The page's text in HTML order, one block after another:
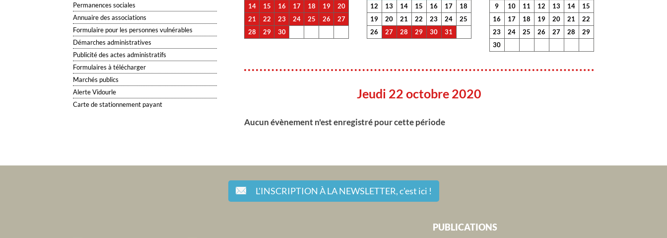
Permanences sociales
Annuaire des associations
Formulaire pour les personnes vulnérables
Démarches administratives
Publicité des actes administratifs
Formulaires à télécharger
Marchés publics
Alerte Vidourle
Carte de stationnement payant
14
15 16 17 18 19
20
21
22 23 24 25 26
27
28
29 30
12
13 14 15 16 17
18
19
20 21 22 23 24
25
26
27 28 29 30 31
9
10 11 12 13 14
15
16
17 18 19 20 21
22
23
24 25 26 27 28
29
30
Jeudi 22 octobre 2020
Aucun évènement n'est enregistré pour cette période
L'INSCRIPTION À LA NEWSLETTER,c'est ici !
PUBLICATIONS